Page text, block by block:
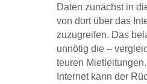
Daten zunächst in
von dort über das
zuzugreifen. Das
unnötig die –
teuren
Internet kann der